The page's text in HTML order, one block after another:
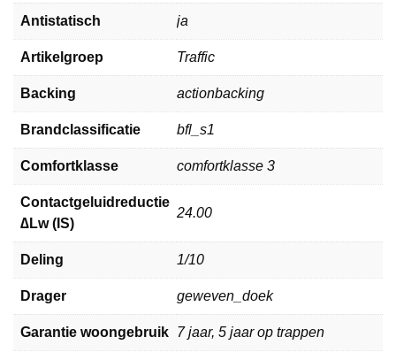
Antistatisch ja
Artikelgroep Traffic
Backing actionbacking
Brandclassificatie bfl_s1
Comfortklasse comfortklasse 3
Contactgeluidreductie
∆Lw (IS)
24.00
Deling 1/10
Drager geweven_doek
Garantie woongebruik 7 jaar, 5 jaar op trappen